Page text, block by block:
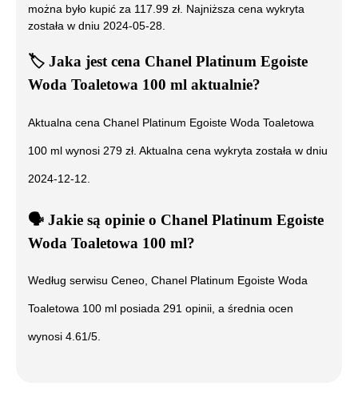
można było kupić za 117.99 zł. Najniższa cena wykryta
została w dniu 2024-05-28
🏷️ Jaka jest cena Chanel Platinum Egoiste
Woda Toaletowa 100 ml aktualnie?
Aktualna cena Chanel Platinum Egoiste Woda Toaletowa
100 ml wynosi 279 zł. Aktualna cena wykryta została w dniu
2024-12-12
🗣️ ️ Jakie są opinie o Chanel Platinum Egoiste
Woda Toaletowa 100 ml?
Według serwisu Ceneo, Chanel Platinum Egoiste Woda
Toaletowa 100 ml posiada 291 opinii, a średnia ocen
wynosi 4.61/5.